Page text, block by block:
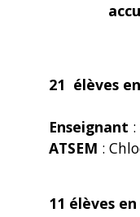
21 élèves
Enseignant
ATSEM :
11 élèves en